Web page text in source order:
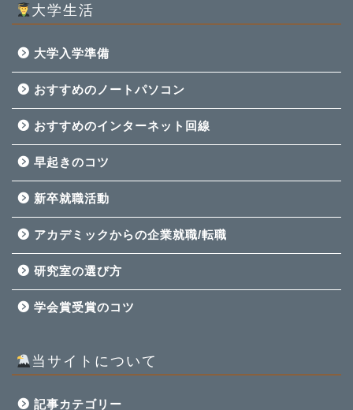
大学生活
大学入学準備
おすすめのノートパソコン
おすすめのインターネット回線
早起きのコツ
新卒就職活動
アカデミックからの企業就職/転職
研究室の選び方
学会賞受賞のコツ
当サイトについて
記事カテゴリー